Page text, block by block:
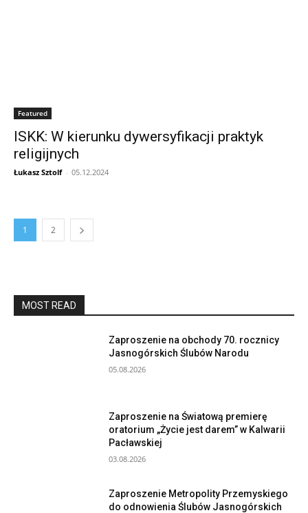
Featured
ISKK: W kierunku dywersyfikacji praktyk
religijnych
Łukasz Sztolf - 05.12.2024
1 2
MOST READ
Zaproszenie na obchody 70. rocznicy
Jasnogórskich Ślubów Narodu
05.08.2026
Zaproszenie na Światową premierę
oratorium „Życie jest darem” w Kalwarii
Pacławskiej
03.08.2026
Zaproszenie Metropolity Przemyskiego
do odnowienia Ślubów Jasnogórskich